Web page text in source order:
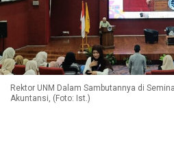
Rektor UNM Dalam Sambutannya di
Akuntansi, (Foto: Ist.)